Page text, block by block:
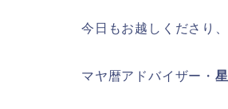
今日もお越しくださり
マヤ暦アドバイザー・